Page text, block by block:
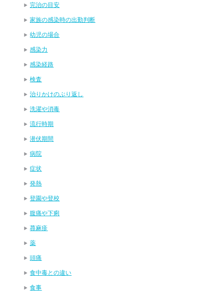
完治の目安
家族の感染時の出勤判断
幼児の場合
感染力
感染経路
検査
治りかけのぶり返し
洗濯や消毒
流行時期
潜伏期間
病院
症状
発熱
登園や登校
腹痛や下痢
蕁麻疹
薬
頭痛
食中毒との違い
食事